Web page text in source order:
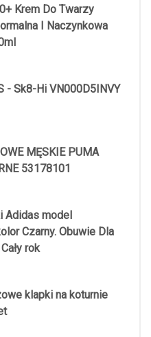
Krem Do Twarzy
I Naczynkowa
- Sk8-Hi VN000D5INVY
MĘSKIE PUMA
53178101
Adidas model
Czarny. Obuwie Dla
rok
klapki na koturnie